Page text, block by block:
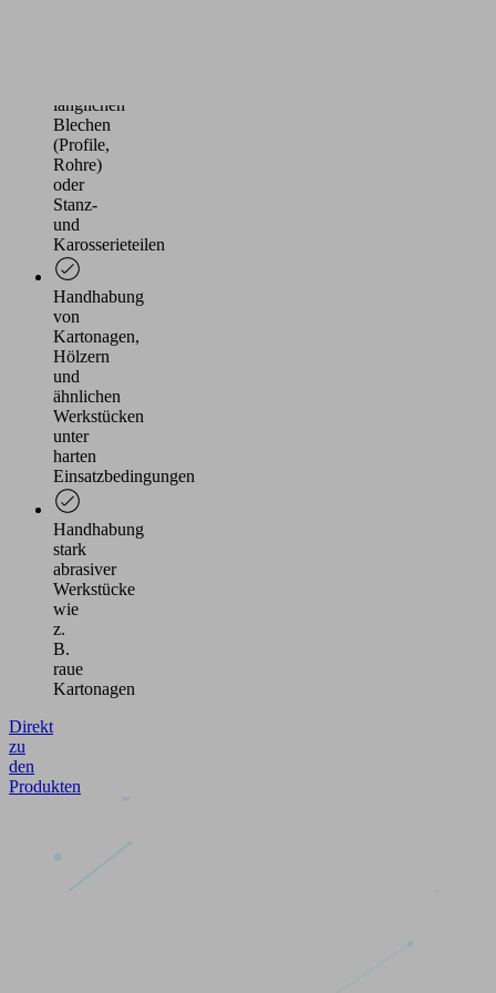
länglichen
Blechen
(Profile,
Rohre)
oder
Stanz-
und
Karosserieteilen
Handhabung
von
Kartonagen,
Hölzern
und
ähnlichen
Werkstücken
unter
harten
Einsatzbedingungen
Handhabung
stark
abrasiver
Werkstücke
wie
z.
B.
raue
Kartonagen
Direkt
zu
den
Produkten